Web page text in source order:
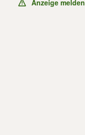
Anzeige melden